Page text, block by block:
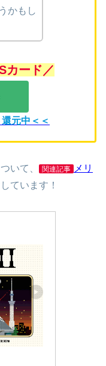
かもし
カード／
元中＜＜
いて、 関連記事
メリ
ています！